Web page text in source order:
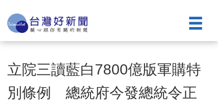
立院三讀藍白7800億版軍購特
別條例 總統府今發總統令正